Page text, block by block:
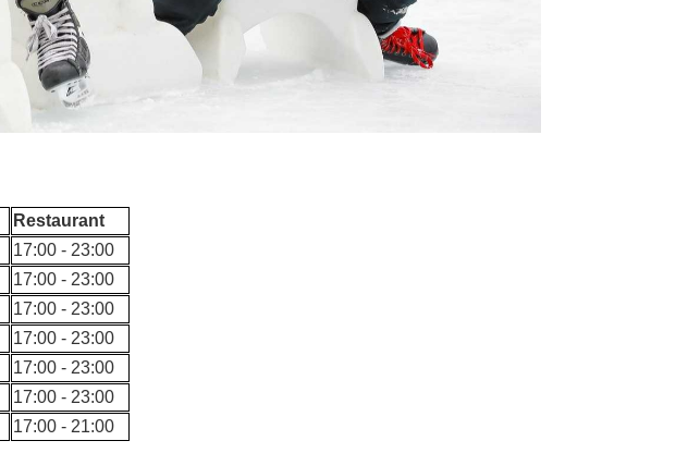
Restaurant
17:00 - 23:00
17:00 - 23:00
17:00 - 23:00
17:00 - 23:00
17:00 - 23:00
17:00 - 23:00
17:00 - 21:00